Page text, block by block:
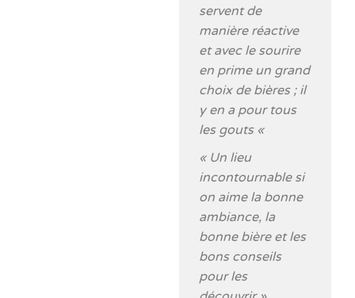
servent de
manière réactive
et avec le sourire
en prime un grand
choix de bières ; il
y en a pour tous
les gouts «
« Un lieu
incontournable si
on aime la bonne
ambiance, la
bonne bière et les
bons conseils
pour les